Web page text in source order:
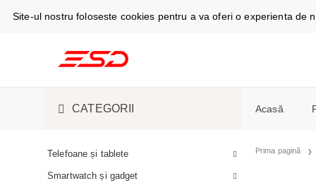
CATEGORII
CABLURI
SMARTWATCH ȘI GADGET
Acasă
Telefoane și tablete
Smartwatch și gadget
Prima pagină
Site-ul nostru foloseste cookies pentru a va oferi o experienta de